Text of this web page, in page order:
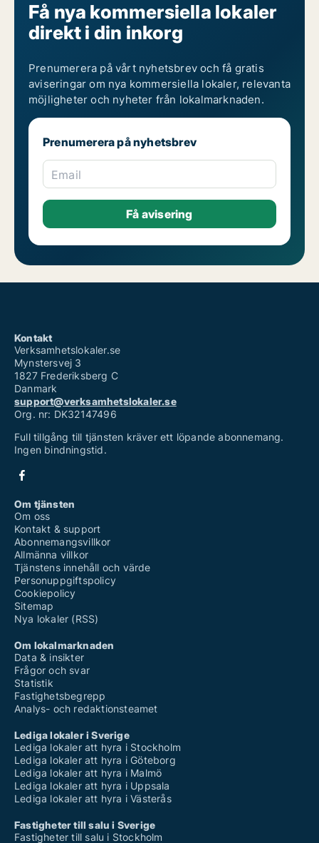
Få nya kommersiella lokaler
direkt i din inkorg
Prenumerera på vårt nyhetsbrev och få gratis
aviseringar om nya kommersiella lokaler, relevanta
möjligheter och nyheter från lokalmarknaden.
Prenumerera på nyhetsbrev
Email
Kontakt
Verksamhetslokaler.se
Mynstersvej 3
1827 Frederiksberg C
Danmark
support@verksamhetslokaler.se
Org. nr: DK32147496
Full tillgång till tjänsten kräver ett löpande abonnemang.
Ingen bindningstid.
Om tjänsten
Om oss
Kontakt & support
Abonnemangsvillkor
Allmänna villkor
Tjänstens innehåll och värde
Personuppgiftspolicy
Cookiepolicy
Sitemap
Nya lokaler (RSS)
Om lokalmarknaden
Data & insikter
Frågor och svar
Statistik
Fastighetsbegrepp
Analys- och redaktionsteamet
Lediga lokaler i Sverige
Lediga lokaler att hyra i Stockholm
Lediga lokaler att hyra i Göteborg
Lediga lokaler att hyra i Malmö
Lediga lokaler att hyra i Uppsala
Lediga lokaler att hyra i Västerås
Fastigheter till salu i Sverige
Fastigheter till salu i Stockholm